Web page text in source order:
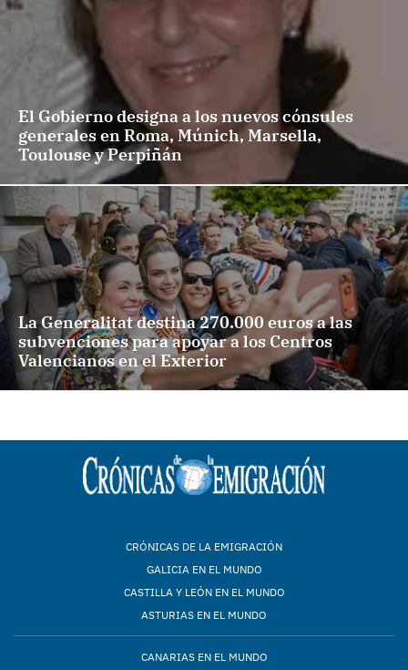
El Gobierno designa a los nuevos cónsules
generales en Roma, Múnich, Marsella,
Toulouse y Perpiñán
La Generalitat destina 270.000 euros a las
subvenciones para apoyar a los Centros
Valencianos en el Exterior
CRÓNICAS DE LA EMIGRACIÓN
GALICIA EN EL MUNDO
CASTILLA Y LEÓN EN EL MUNDO
ASTURIAS EN EL MUNDO
CANARIAS EN EL MUNDO